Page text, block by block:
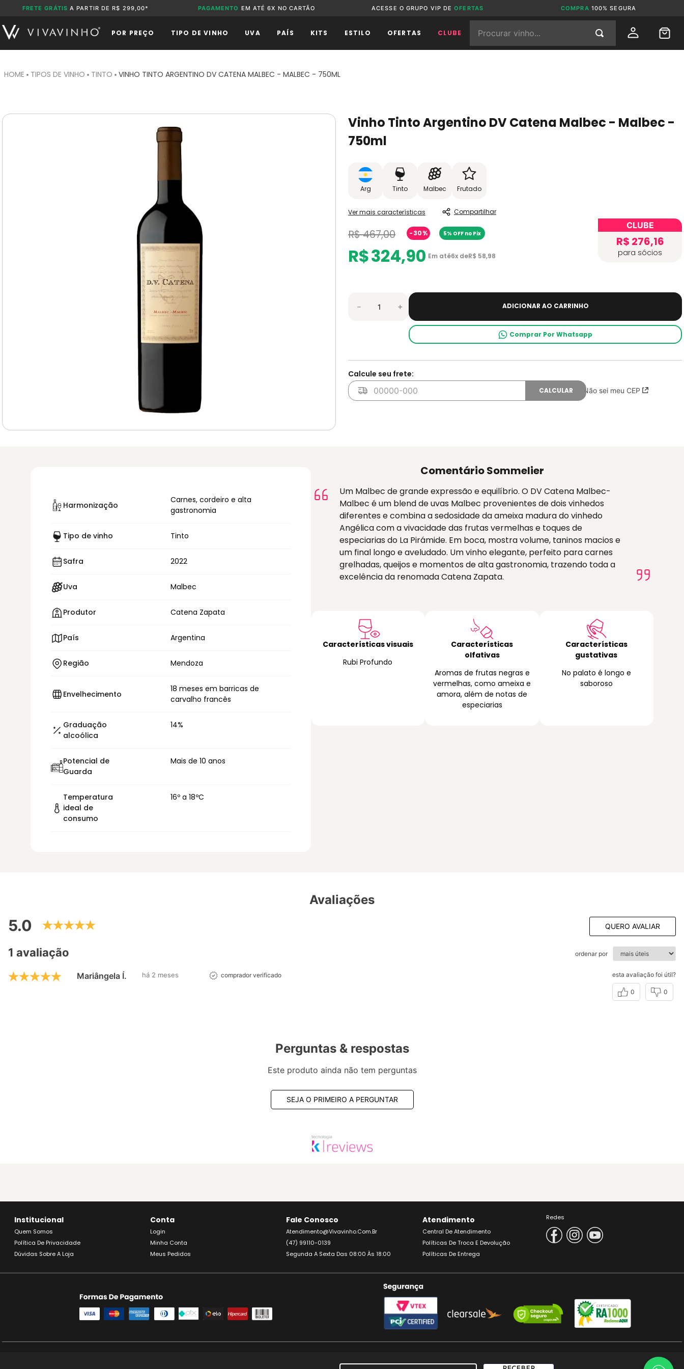
FRETE GRÁTIS A PARTIR DE R$ 299,00* PAGAMENTO EM ATÉ 6X NO CARTÃO ACESSE O GRUPO VIP DEOFERTAS COMPRA 100% SEGURA
POR PREÇO TIPO DE VINHO UVA PAÍS KITS ESTILO OFERTAS CLUBE
TIPOS DE VINHO TINTO VINHO TINTO ARGENTINO DV CATENA MALBEC - MALBEC - 750ML
Vinho Tinto Argentino DV Catena Malbec - Malbec -
750ml
Arg Tinto Malbec Frutado
Ver mais características Compartilhar
R$467,00 -30% 5% OFF no Pix
R$324,90 Em até6x deR$ 58,98
CLUBE
R$ 276,16
para sócios
＋
－ ADICIONAR AO CARRINHO
Comprar Por Whatsapp
Não sei meu CEP
Harmonização
Carnes, cordeiro e alta
gastronomia
Tipo de vinho Tinto
Safra 2022
Uva Malbec
Produtor Catena Zapata
País Argentina
Região Mendoza
Envelhecimento
18 meses em barricas de
carvalho francês
Graduação
alcoólica
14%
Potencial de
Guarda
Mais de 10 anos
Temperatura
ideal de
consumo
16º a 18ºC
Comentário Sommelier
Um Malbec de grande expressão e equilíbrio. O DV Catena Malbec-
Malbec é um blend de uvas Malbec provenientes de dois vinhedos
diferentes e combina a sedosidade da ameixa madura do vinhedo
Angélica com a vivacidade das frutas vermelhas e toques de
especiarias do La Pirámide. Em boca, mostra volume, taninos macios e
um final longo e aveludado. Um vinho elegante, perfeito para carnes
grelhadas, queijos e momentos de alta gastronomia, trazendo toda a
excelência da renomada Catena Zapata.
Características visuais
Rubi Profundo
Características
olfativas
Aromas de frutas negras e
vermelhas, como ameixa e
amora, além de notas de
especiarias
Características
gustativas
No palato é longo e
saboroso
Avaliações
5.0 QUERO AVALIAR
1 avaliação ordenar por
Mariângela Í. há 2 meses comprador verificado esta avaliação foi útil?
0 0
Perguntas & respostas
Este produto ainda não tem perguntas
SEJA O PRIMEIRO A PERGUNTAR
Institucional
Quem Somos
Política De Privacidade
Dúvidas Sobre A Loja
Conta
Login
Minha Conta
Meus Pedidos
Fale Conosco
Atendimento@vivavinho.com.br
(47) 99110-0139
Segunda A Sexta Das 08:00 Às 18:00
Atendimento
Central De Atendimento
Políticas De Troca E Devolução
Políticas De Entrega
Redes